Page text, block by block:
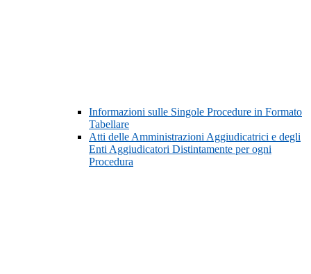
Informazioni sulle Singole Procedure in Formato
Tabellare
Atti delle Amministrazioni Aggiudicatrici e degli
Enti Aggiudicatori Distintamente per ogni
Procedura